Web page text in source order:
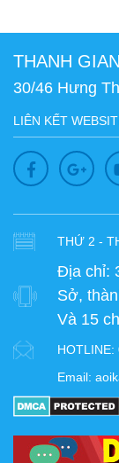
THANH
30/46 Hưng
LIÊN KẾT
THỨ 2 -
Địa chỉ:
Sở,
Và 15
HOTLINE:
Email: